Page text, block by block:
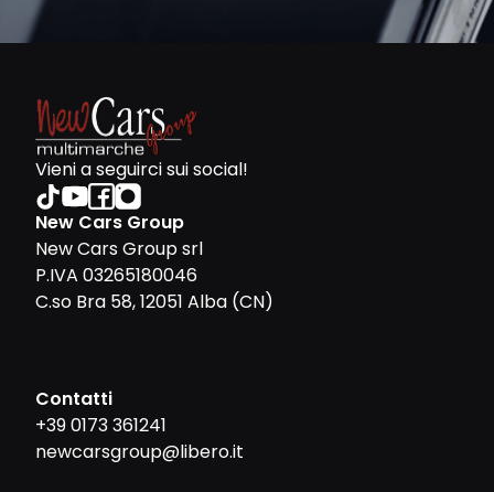
Vieni a seguirci sui social!
New Cars Group
New Cars Group srl
P.IVA 03265180046
C.so Bra 58, 12051 Alba (CN)
Contatti
+39 0173 361241
newcarsgroup@libero.it